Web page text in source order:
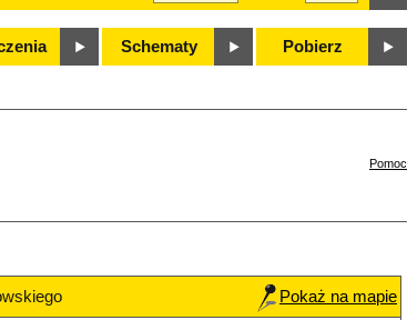
Schematy Pobierz
Pomoc
Pokaż na mapie